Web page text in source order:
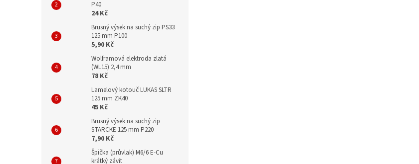
P40
24 Kč
Brusný výsek na suchý zip PS33
125 mm P100
5,90 Kč
Wolframová elektroda zlatá
(WL15) 2,4 mm
78 Kč
Lamelový kotouč LUKAS SLTR
125 mm ZK40
45 Kč
Brusný výsek na suchý zip
STARCKE 125 mm P220
7,90 Kč
Špička (průvlak) M6/6 E-Cu
krátký závit